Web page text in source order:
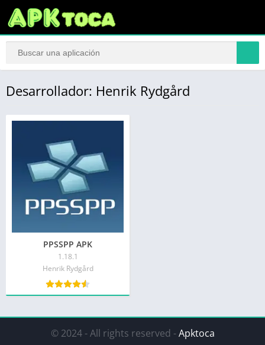
Desarrollador: Henrik Rydgård
PPSSPP APK
1.18.1
Henrik Rydgård
© 2024 - All rights reserved -Apktoca